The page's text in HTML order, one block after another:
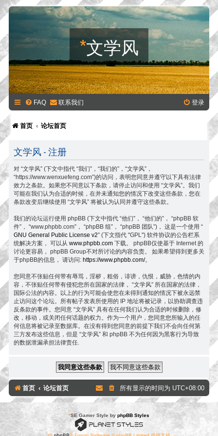
*文学风
FAQ 联系我们 登录
首页 论坛首页
文学风 - 注册
对 “文学风” (下文中指代 “我们”，“我们的”，“文学风”，
“https://www.wenxuefeng.com”)的访问，表明您同意并遵守以下具有法律
效力之条款。如果您不同意以下条款，请停止访问和使用 “文学风”。我们
可能在我们认为合适的时候，在并未通知您的情况下改变这些条款，您在
条款改变后继续使用 “文学风” 将被认为认同并遵守这些条款。
我们的论坛运行使用 phpBB (下文中指代 “他们”， “他们的”， “phpBB 软
件”， “www.phpbb.com”， “phpBB 组”， “phpBB 团队”)， 这是一个使用 “
GNU General Public License v2” (下文指代 "GPL") 软件协议的公告栏系
统解决方案， 可以从 www.phpbb.com 下载。 phpBB仅使基于 Internet 的
讨论更容易， phpBB Group不对所讨论的内容负责。 如果希望得到更多关
于phpBB的信息， 请访问: https://www.phpbb.com/。
您同意不张贴任何带有辱骂，淫秽，粗俗，诽谤，仇恨，威胁，色情的内
容，不张贴任何带有侵犯您所在国家的法律， “文学风” 所在国家的法律，
国际公法的内容。以上的行为可能会使您在未得到通知的情况下被永远禁
止访问这个论坛。所有帖子发表所使用的 IP 地址将被记录，以协助调查违
反条款的事件。您同意 “文学风” 具有在任何我们认为合适的时候删除，修
改，移动，或关闭任何话题的权力。作为一个用户，您同意您所输入的任
何信息将被记录至数据库。在没有得到您同意的前提下我们不会向任何第
三方发布这些信息，但是 “文学风” 和 phpBB 不为任何因为黑客行为导致
的数据泄漏承担法律责任.
首页 论坛首页 所有显示的时间为 UTC+08:00
*SE Gamer Style by phpBB Styles